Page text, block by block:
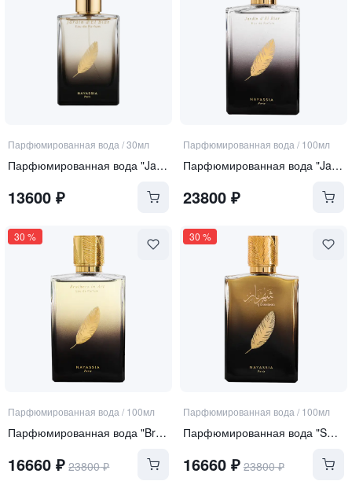
Парфюмированная вода /30мл
Парфюмированная вода "Jardin d`El Biar"
13600 ₽
Парфюмированная вода / 100мл
Парфюмированная вода "Jardin d`El Biar"
23800₽
30 %
Парфюмированная вода/ 100мл
Парфюмированная вода "Brothers in Art"
16660 ₽ 23800₽
30 %
Парфюмированная вода/ 100мл
Парфюмированная вода "Shahryar"
16660₽ 23800₽